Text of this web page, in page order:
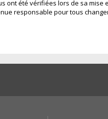
ont été vérifiées lors de sa
responsable pour tous